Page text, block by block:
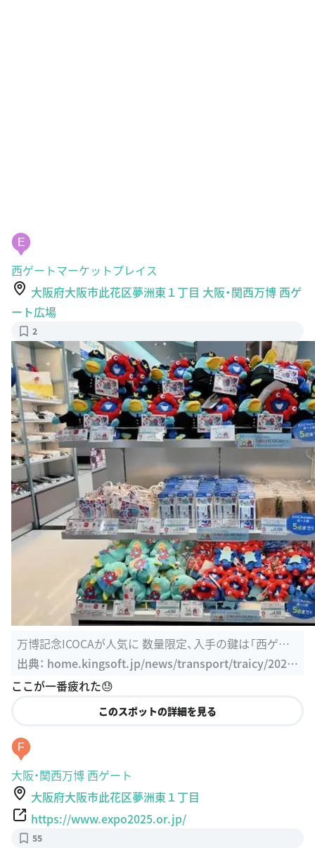
E
西ゲートマーケットプレイス
大阪府大阪市此花区夢洲東１丁目 大阪・関西万博 西ゲ
ート広場
2
万博記念ICOCAが人気に 数量限定、入手の鍵は「西ゲー
ト」 | StartHome
出典： home.kingsoft.jp/news/transport/traicy/2025
0420335911.html
ここが一番疲れた😓
このスポットの詳細を見る
F
大阪・関西万博 西ゲート
大阪府大阪市此花区夢洲東１丁目
https://www.expo2025.or.jp/
55